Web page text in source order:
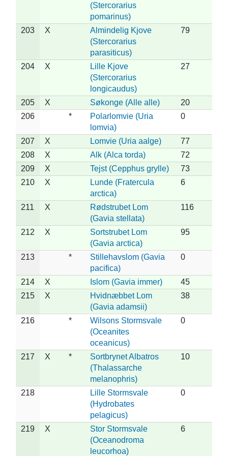
(Stercorarius
pomarinus)
203 X
Almindelig Kjove
(Stercorarius
parasiticus)
79
204 X
Lille Kjove
(Stercorarius
longicaudus)
27
205 X Søkonge (Alle alle)
20
206
*
Polarlomvie (Uria
lomvia)
0
207 X Lomvie (Uria aalge)
77
208
X Alk (Alca torda)
72
209
X Tejst (Cepphus grylle)
73
210
X
Lunde (Fratercula
arctica)
6
211 X
Rødstrubet Lom
(Gavia stellata)
116
212 X
Sortstrubet Lom
(Gavia arctica)
95
213 *
Stillehavslom (Gavia
pacifica)
0
214 X Islom (Gavia immer)
45
215
X
Hvidnæbbet Lom
(Gavia adamsii)
38
216 *
Wilsons Stormsvale
(Oceanites
oceanicus)
0
217 X *
Sortbrynet Albatros
(Thalassarche
melanophris)
10
218
Lille Stormsvale
(Hydrobates
pelagicus)
0
219 X
Stor Stormsvale
(Oceanodroma
leucorhoa)
6